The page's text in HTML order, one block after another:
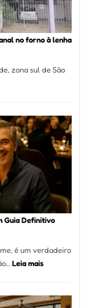
Mais
no forno à lenha
zona sul de São
Guia Definitivo
é um verdadeiro
Leia mais:
Melhores